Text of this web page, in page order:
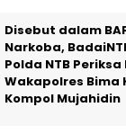
Disebut dalam
Narkoba,
Polda NTB Periksa
Wakapolres Bima
Kompol Mujahidin